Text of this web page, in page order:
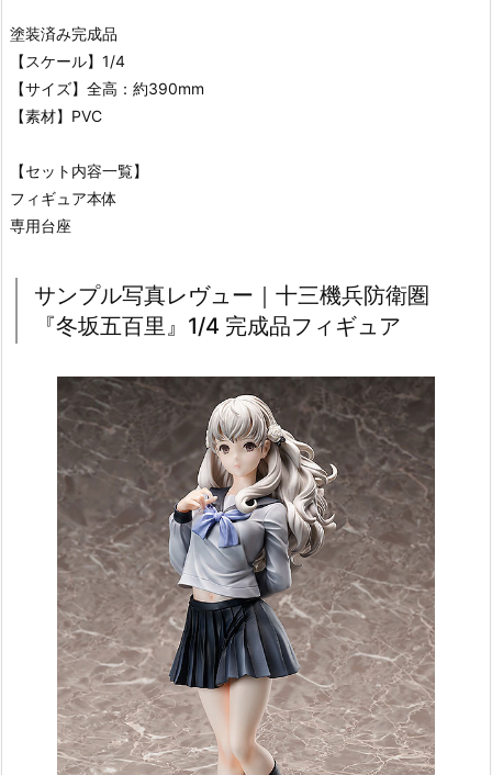
塗装済み完成品
【スケール】1/4
【サイズ】全高：約390mm
【素材】PVC
【セット内容一覧】
フィギュア本体
専用台座
サンプル写真レヴュー｜十三機兵防衛圏
『冬坂五百里』1/4 完成品フィギュア